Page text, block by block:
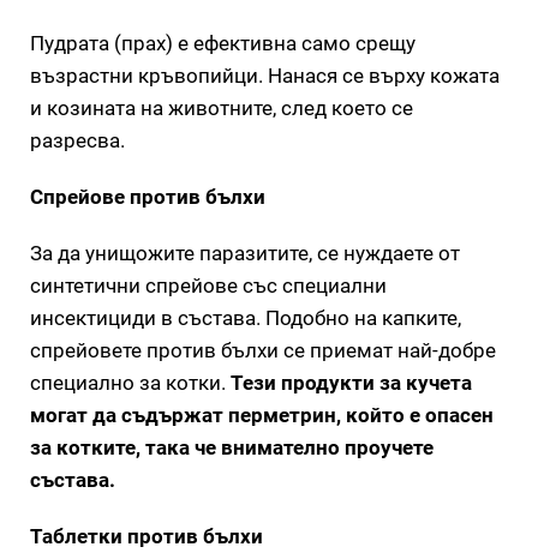
Пудрата (прах) е ефективна само срещу
възрастни кръвопийци. Нанася се върху кожата
и козината на животните, след което се
разресва.
Спрейове против бълхи
За да унищожите паразитите, се нуждаете от
синтетични спрейове със специални
инсектициди в състава. Подобно на капките,
спрейовете против бълхи се приемат най-добре
специално за котки. Тези продукти за кучета
могат да съдържат перметрин, който е опасен
за котките, така че внимателно проучете
състава.
Таблетки против бълхи